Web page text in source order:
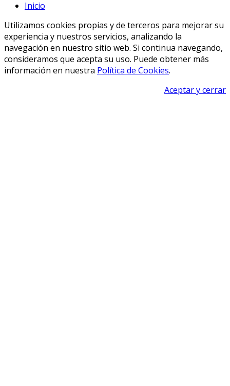
Inicio
Utilizamos cookies propias y de terceros para mejorar su
experiencia y nuestros servicios, analizando la
navegación en nuestro sitio web. Si continua navegando,
consideramos que acepta su uso. Puede obtener más
información en nuestra Política de Cookies.
Aceptar y cerrar